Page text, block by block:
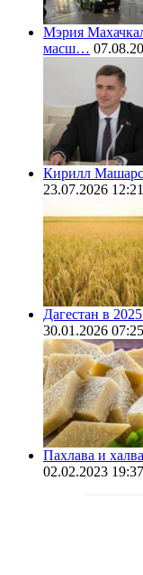
Мэрия
масш…
Кирилл
23.07.2026 12:21
Дагестан в
30.01.2026 07:25
Пахлава и
02.02.2023 19:37